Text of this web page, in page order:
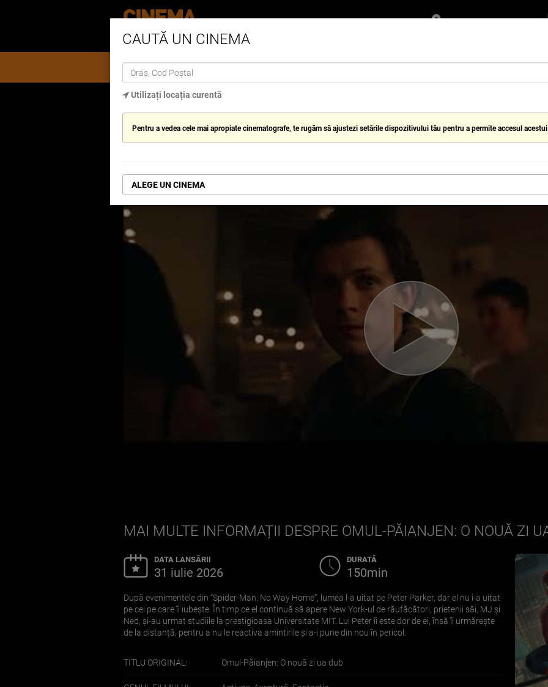
PROGRAM OFERTE
Pagină de pornire
OMUL-PĂIANJEN: O NOUĂ ZI UA DUB
MAI MULTE INFORMAȚII DESPRE OMUL-PĂIANJEN: O NOUĂ ZI
DATA LANSĂRII
31 iulie 2026
DURATĂ
150min
După evenimentele din “Spider-Man: No Way Home”, lumea l-a uitat pe Peter Parker, dar el nu i-a uitat
pe cei pe care îi iubește. În timp ce el continuă să apere New York-ul de răufăcători, prietenii săi, MJ și
Ned, și-au urmat studiile la prestigioasa Universitate MIT. Lui Peter îi este dor de ei, însă îi urmărește
de la distanță, pentru a nu le reactiva amintirile și a-i pune din nou în pericol.
TITLU ORIGINAL: Omul-Păianjen: O nouă zi ua dub
CAUTĂ UN CINEMA
Utilizați locația curentă
Pentru a vedea cele mai apropiate cinematografe, te rugăm să ajustezi setările dispozitivului tău pentru a permite accesul
ALEGE UN CINEMA